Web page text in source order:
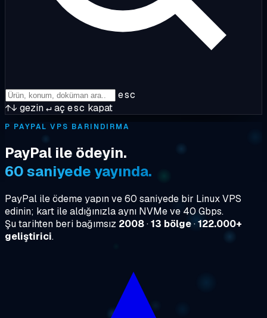
esc
↑↓ gezin↵aç esc kapat
P PAYPAL VPS BARINDIRMA
PayPal ile ödeyin.
60 saniyede yayında.
PayPal ile ödeme yapın ve 60 saniyede bir Linux VPS
edinin; kart ile aldığınızla aynı NVMe ve 40 Gbps.
Şu tarihten beri bağımsız 2008·13 bölge·122.000+
geliştirici.